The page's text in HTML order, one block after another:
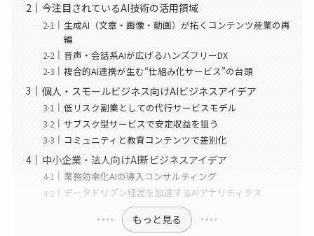
今注目されているAI技術の活用領域
生成AI（文章・画像・動画）が拓くコンテンツ産業の再
編
音声・会話系AIが広げるハンズフリーDX
複合的AI連携が生む“仕組み化サービス”の台頭
個人・スモールビジネス向けAIビジネスアイデア
低リスク副業としての代行サービスモデル
サブスク型サービスで安定収益を狙う
コミュニティと教育コンテンツで差別化
中小企業・法人向けAI新ビジネスアイデア
業務効率化AIの導入コンサルティング
データドリブン経営を加速するAIアナリティクス
もっと見る